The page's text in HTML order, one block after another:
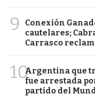
9
Conexión
cautelares;
Carrasco
10Argentina que
fue arrestada
partido del